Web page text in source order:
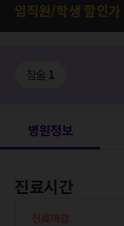
임직원/학생 할인가
침술 1
병원정보
진료시간